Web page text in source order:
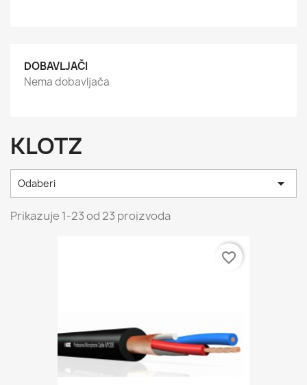
DOBAVLJAČI
Nema dobavljača
KLOTZ
Odaberi 
Prikazuje 1-23 od 23 proizvoda
favorite_border